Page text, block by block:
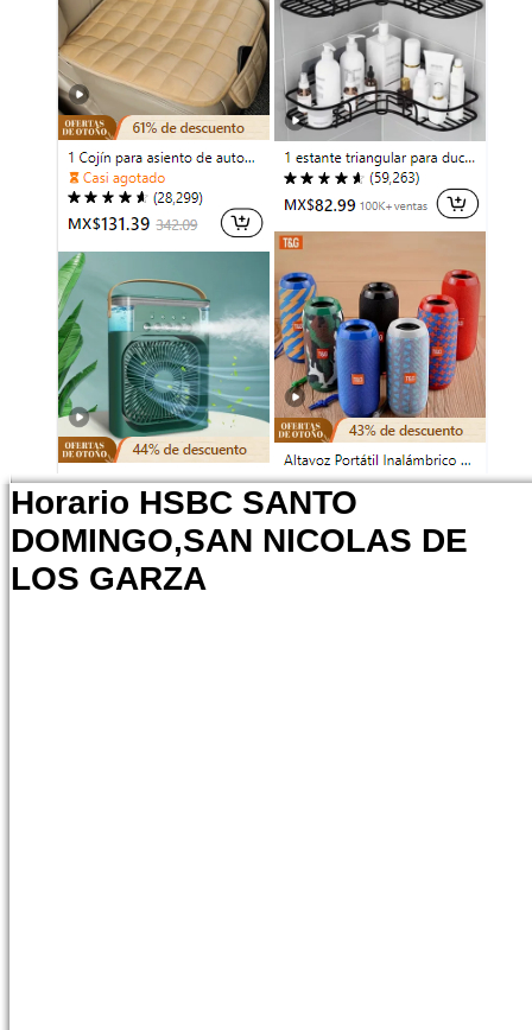
Horario HSBC SANTO
DOMINGO,SAN NICOLAS DE
LOS GARZA